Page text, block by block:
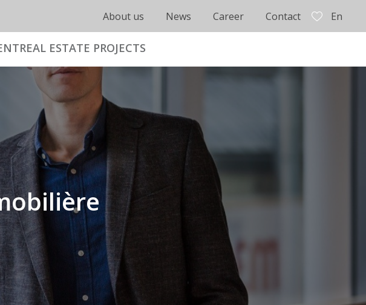
About us News Career Contact En
REAL ESTATE PROJECTS